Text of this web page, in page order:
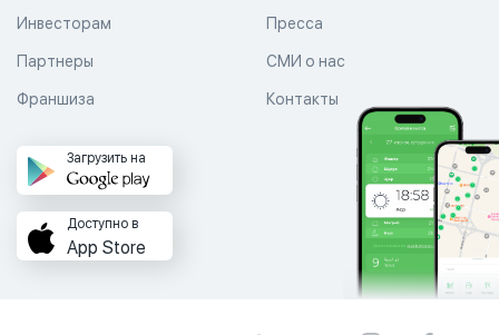
Пресса
СМИ о нас
Контакты
Инвесторам
Партнеры
Франшиза
Загрузить на
Доступно в
App Store